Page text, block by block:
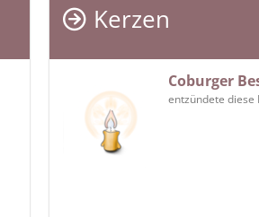
Kerzen
Coburger
entzündete diese